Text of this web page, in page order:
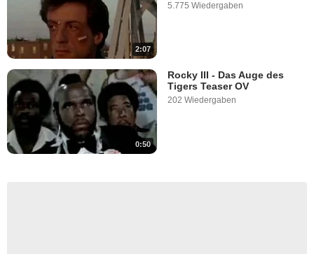
2:07
5.775 Wiedergaben
0:50
Rocky III - Das Auge des
Tigers Teaser OV
202 Wiedergaben